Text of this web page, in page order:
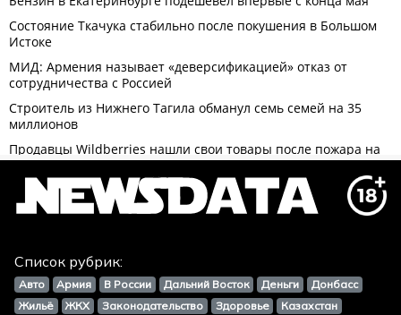
Список рубрик:
Авто Армия В России Дальний Восток Деньги
Донбасс
Жильё
ЖКХ Законодательство Здоровье Казахстан